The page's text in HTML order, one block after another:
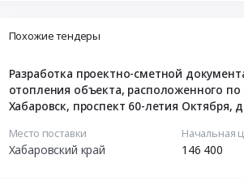
Похожие тендеры
Разработка проектно-сметной
отопления объекта, расположенного по
Хабаровск, проспект 60-летия Октября,
Место поставки
Хабаровский край
Начальная
146 400